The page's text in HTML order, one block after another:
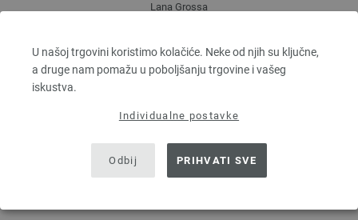
U našoj trgovini koristimo kolačiće. Neke od njih su ključne,
a druge nam pomažu u poboljšanju trgovine i vašeg
iskustva.
Individualne postavke
Odbij PRIHVATI SVE
Lana Grossa
90 % Alpaka, 5 % Djevicavuna, 5 % Poliamid
Dužina: otprilike 140 m / 50 g
Većina igle: 5 - 6
7,81 $
next